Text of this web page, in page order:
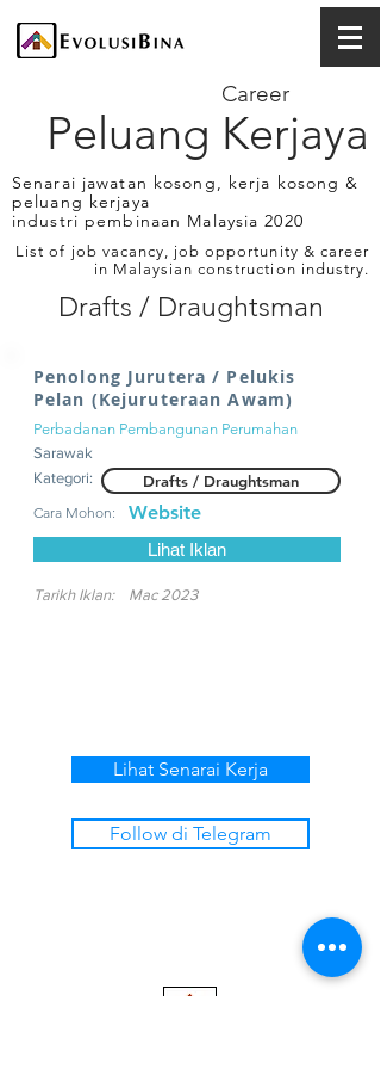
Peluang Kerjaya
Career
Senarai jawatan kosong, kerja kosong &
peluang kerjaya
industri pembinaan Malaysia 2020
List of job vacancy, job opportunity & career
in Malaysian construction industry.
Drafts / Draughtsman
Penolong Jurutera / Pelukis
Pelan (Kejuruteraan Awam)
Perbadanan Pembangunan Perumahan
Sarawak
Kategori:
Drafts / Draughtsman
Cara Mohon: Website
Lihat Iklan
Tarikh Iklan: Mac 2023
Lihat Senarai Kerja
Follow di Telegram